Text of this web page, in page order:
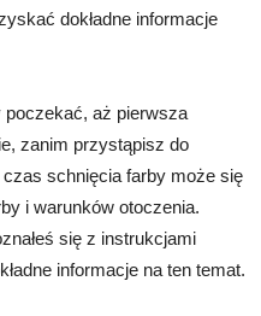
dokładne informacje
poczekać, aż pierwsza
zanim przystąpisz do
schnięcia farby może się
i warunków otoczenia.
się z instrukcjami
informacje na ten temat.